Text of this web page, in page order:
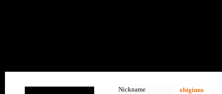
Nickname
xbiginnx